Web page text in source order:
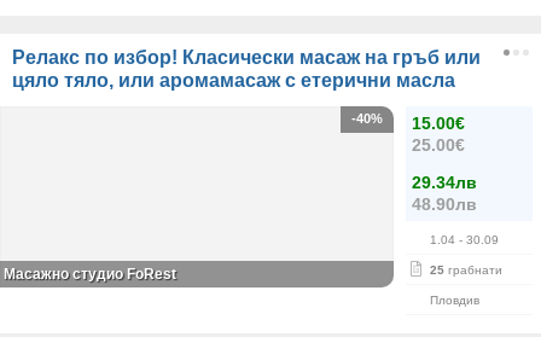
Релакс по избор! Класически масаж на гръб или
цяло тяло, или аромамасаж с етерични масла
15.00€
25.00€
29.34лв
48.90лв
1.04 - 30.09
25 грабнати
Пловдив
-40%
Масажно студио FoRest